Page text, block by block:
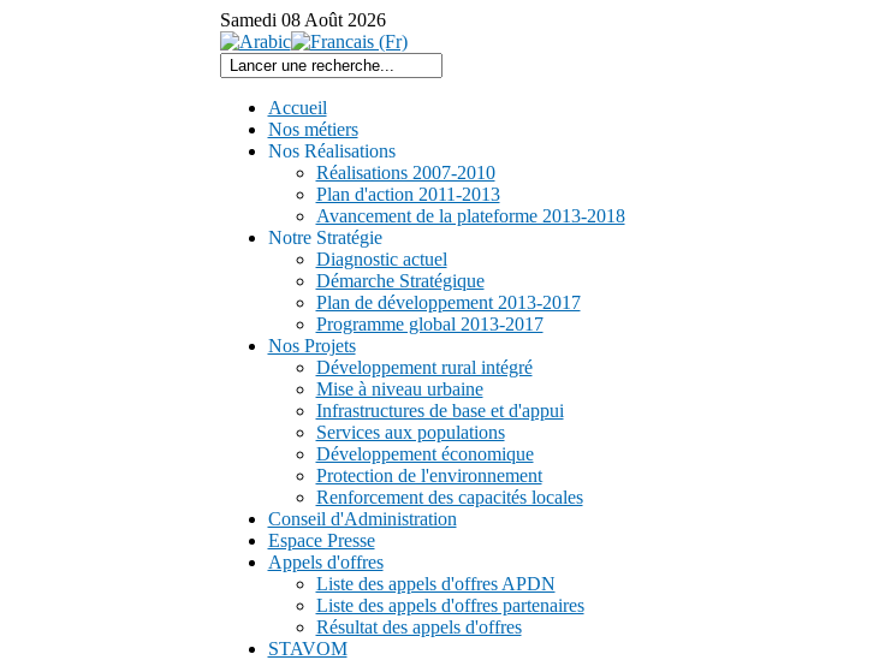
Samedi 08 Août 2026
Accueil
Nos métiers
Nos Réalisations
Réalisations 2007-2010
Plan d'action 2011-2013
Avancement de la plateforme 2013-2018
Notre Stratégie
Diagnostic actuel
Démarche Stratégique
Plan de développement 2013-2017
Programme global 2013-2017
Nos Projets
Développement rural intégré
Mise à niveau urbaine
Infrastructures de base et d'appui
Services aux populations
Développement économique
Protection de l'environnement
Renforcement des capacités locales
Conseil d'Administration
Espace Presse
Appels d'offres
Liste des appels d'offres APDN
Liste des appels d'offres partenaires
Résultat des appels d'offres
STAVOM